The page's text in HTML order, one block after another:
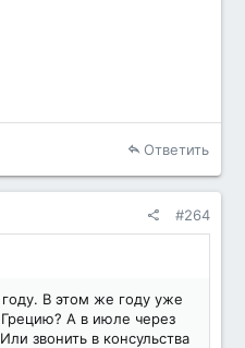
Ответить
#264
В этом же году уже
Грецию? А в июле через
звонить в консульства